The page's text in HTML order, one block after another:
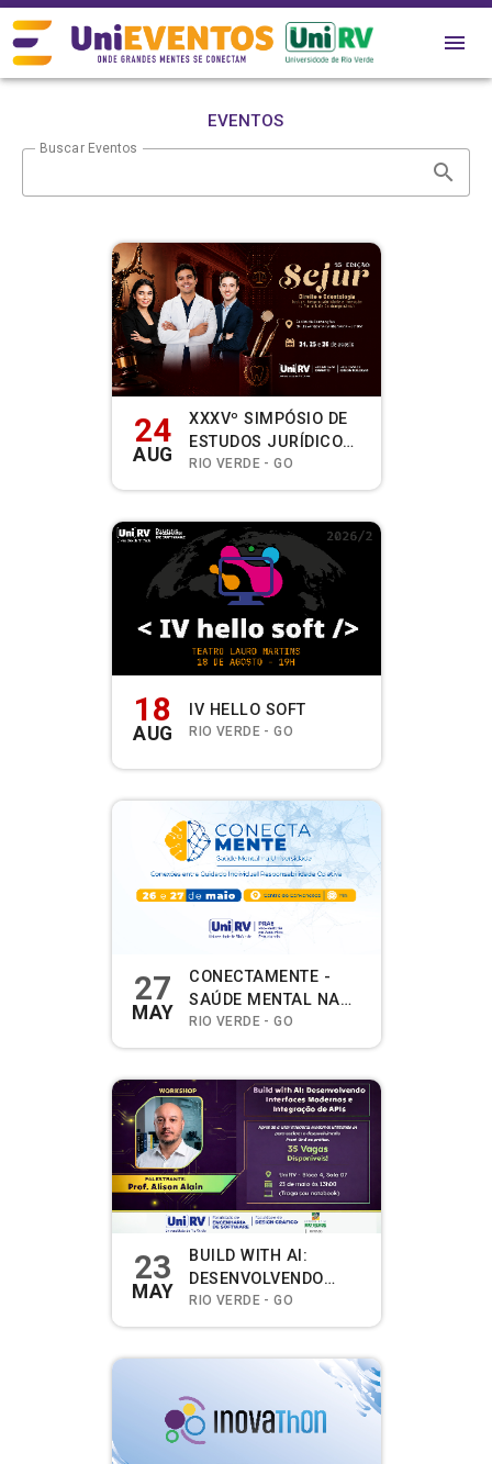
EVENTOS
Buscar Eventos
24
AUG
XXXVº SIMPÓSIO DE
ESTUDOS JURÍDICOS
E CIÊNCIAS SOCIAIS
RIO VERDE - GO
18
AUG
IV HELLO SOFT
RIO VERDE - GO
27
MAY
CONECTAMENTE -
SAÚDE MENTAL NA
UNIVERSIDADE
RIO VERDE - GO
23
MAY
BUILD WITH AI:
DESENVOLVENDO
INTERFACES
MODERNAS E
RIO VERDE - GO